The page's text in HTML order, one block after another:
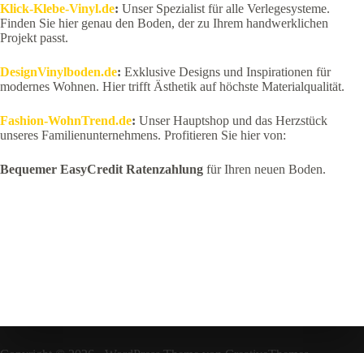
Klick-Klebe-Vinyl.de: Unser Spezialist für alle Verlegesysteme.
Finden Sie hier genau den Boden, der zu Ihrem handwerklichen
Projekt passt.
DesignVinylboden.de: Exklusive Designs und Inspirationen für
modernes Wohnen. Hier trifft Ästhetik auf höchste Materialqualität.
Fashion-WohnTrend.de: Unser Hauptshop und das Herzstück
unseres Familienunternehmens. Profitieren Sie hier von:
Bequemer EasyCredit Ratenzahlung für Ihren neuen Boden.